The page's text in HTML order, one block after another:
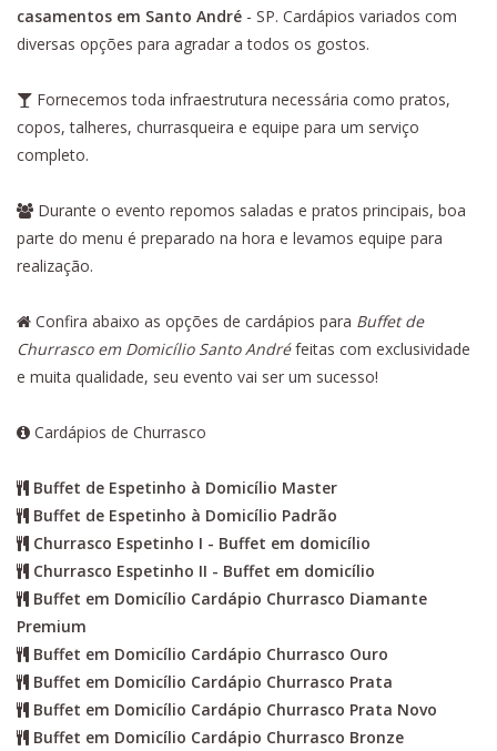
casamentos em Santo André - SP. Cardápios variados com
diversas opções para agradar a todos os gostos.
Fornecemos toda infraestrutura necessária como pratos,
copos, talheres, churrasqueira e equipe para um serviço
completo.
Durante o evento repomos saladas e pratos principais, boa
parte do menu é preparado na hora e levamos equipe para
realização.
Confira abaixo as opções de cardápios para Buffet de
Churrasco em Domicílio Santo Andréfeitas com exclusividade
e muita qualidade, seu evento vai ser um sucesso!
Cardápios de Churrasco
Buffet de Espetinho à Domicílio Master
Buffet de Espetinho à Domicílio Padrão
Churrasco Espetinho I - Buffet em domicílio
Churrasco Espetinho II - Buffet em domicílio
Buffet em Domicílio Cardápio Churrasco Diamante
Premium
Buffet em Domicílio Cardápio Churrasco Ouro
Buffet em Domicílio Cardápio Churrasco Prata
Buffet em Domicílio Cardápio Churrasco Prata Novo
Buffet em Domicílio Cardápio Churrasco Bronze